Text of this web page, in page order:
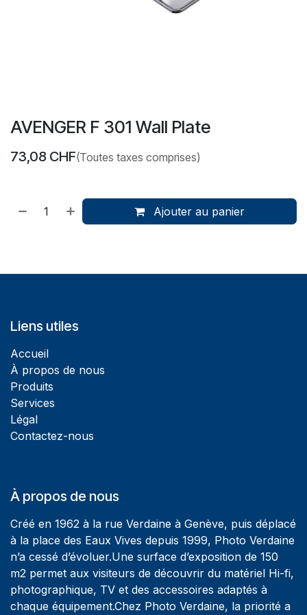
AVENGER F 301 Wall Plate
73,08 CHF(Toutes taxes comprises)
Ajouter au panier
Liens utiles
Accueil
À propos de nous
Produits
Services
Légal
Contactez-nous
À propos de nous
Créé en 1962 à la rue Verdaine à Genève, puis déplacé
à la place des Eaux Vives depuis 1999, Photo Verdaine
n’a cessé d’évoluer.Une surface d’exposition de 150
m2 permet aux visiteurs de découvrir du matériel Hi-fi,
photographique, TV et des accessoires adaptés à
chaque équipement.Chez Photo Verdaine, la priorité a